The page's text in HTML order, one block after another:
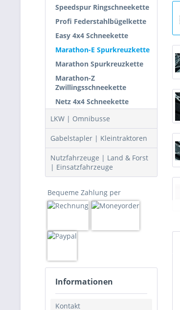
Speedspur Ringschneekette
Profi Federstahlbügelkette
Easy 4x4 Schneekette
Marathon-E Spurkreuzkette
Marathon Spurkreuzkette
Marathon-Z
Zwillingsschneekette
Netz 4x4 Schneekette
LKW | Omnibusse
Gabelstapler | Kleintraktoren
Nutzfahrzeuge | Land & Forst
| Einsatzfahrzeuge
Bequeme Zahlung per
Informationen
Kontakt